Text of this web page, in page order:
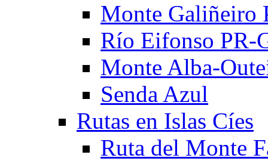
Monte Galiñeiro
Río Eifonso PR-
Monte Alba-
Senda Azul
Rutas en Islas Cíes
Ruta del Monte